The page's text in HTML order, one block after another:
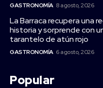
GASTRONOMÍA 8 agosto, 2026
La Barraca recupera una
historia y sorprende con
tarantelo de atún rojo
GASTRONOMÍA 6 agosto, 2026
Popular